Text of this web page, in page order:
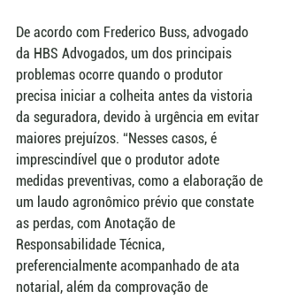
De acordo com Frederico Buss, advogado
da HBS Advogados, um dos principais
problemas ocorre quando o produtor
precisa iniciar a colheita antes da vistoria
da seguradora, devido à urgência em evitar
maiores prejuízos. “Nesses casos, é
imprescindível que o produtor adote
medidas preventivas, como a elaboração de
um laudo agronômico prévio que constate
as perdas, com Anotação de
Responsabilidade Técnica,
preferencialmente acompanhado de ata
notarial, além da comprovação de